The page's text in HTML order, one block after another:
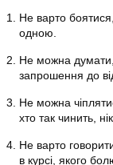
Не варто
одною.
Не можна
запрошення до
Не можна
хто так чинить,
Не варто
в курсі, якого